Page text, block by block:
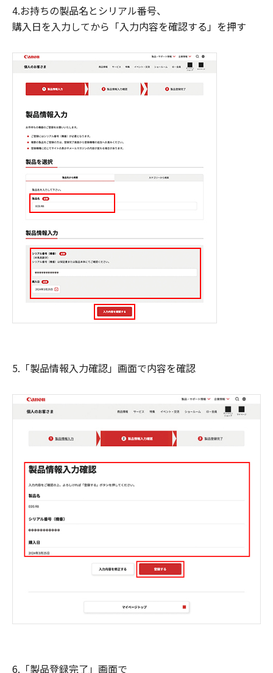
4.お持ちの製品名とシリアル番号、
購入日を入力してから「入力内容を確認する」を押す
5.「製品情報入力確認」画面で内容を確認
6.「製品登録完了」画面で